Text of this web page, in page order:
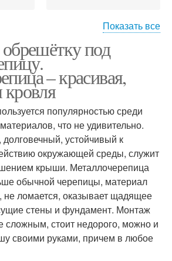
элементы
Обрешётки под
профлист
Прогоны под
профнастил
Показать все
под
– красивая,
кровля
популярностью среди
что не удивительно.
устойчивый к
окружающей среды, служит
крыши. Металлочерепица
обычной черепицы, материал
не ломается, оказывает щадящее
стены и фундамент. Монтаж
сложным, стоит недорого, можно и
своими руками, причем в любое